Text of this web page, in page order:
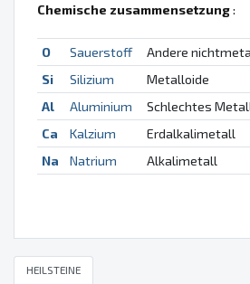
Chemische zusammensetzung:
O Sauerstoff Andere
Si
Silizium Metalloide
Al
Aluminium Schlechtes
Ca
Kalzium Erdalkalimetall
Na
Natrium Alkalimetall
HEILSTEINE